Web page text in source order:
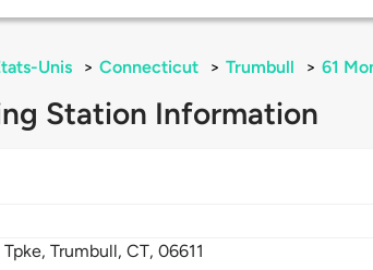
Unis > Connecticut > Trumbull > 61
Station Information
Tpke,Trumbull,CT,06611